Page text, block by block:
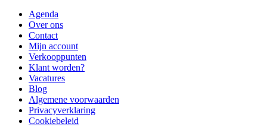
Agenda
Over ons
Contact
Mijn account
Verkooppunten
Klant worden?
Vacatures
Blog
Algemene voorwaarden
Privacyverklaring
Cookiebeleid